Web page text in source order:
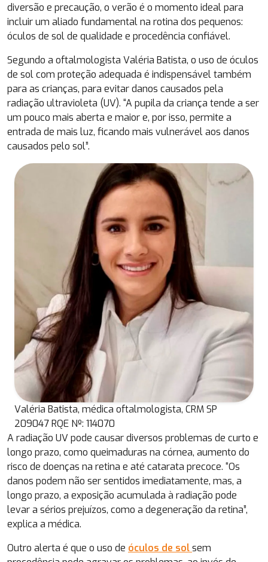
diversão e precaução, o verão é o momento ideal para
incluir um aliado fundamental na rotina dos pequenos:
óculos de sol de qualidade e procedência confiável.
Segundo a oftalmologista Valéria Batista, o uso de óculos
de sol com proteção adequada é indispensável também
para as crianças, para evitar danos causados ​​pela
radiação ultravioleta (UV). “A pupila da criança tende a ser
um pouco mais aberta e maior e, por isso, permite a
entrada de mais luz, ficando mais vulnerável ​​aos danos
causados ​​pelo sol”.
Valéria Batista, médica oftalmologista, CRM SP
209047 RQE Nº: 114070
A radiação UV pode causar diversos problemas de curto e
longo prazo, como queimaduras na córnea, aumento do
risco de doenças na retina e até catarata precoce. “Os
danos podem não ser sentidos imediatamente, mas, a
longo prazo, a exposição acumulada à radiação pode
levar a sérios prejuízos, como a degeneração da retina”,
explica a médica.
Outro alerta é que o uso de óculos de solsem